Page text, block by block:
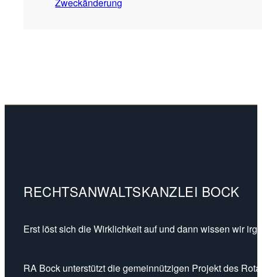
RECHTSANWALTSKANZLEI BOCK
Erst löst sich die Wirklichkeit auf und dann wissen wir
RA Bock unterstützt die gemeinnützigen Projekt des